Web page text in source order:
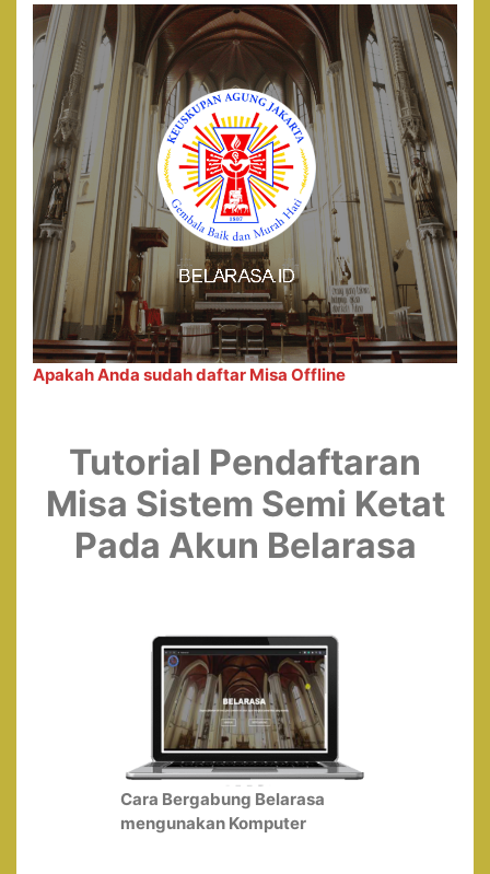
Apakah Anda sudah daftar Misa Offline
Tutorial Pendaftaran
Misa Sistem Semi Ketat
Pada Akun Belarasa
Cara Bergabung Belarasa
mengunakan Komputer